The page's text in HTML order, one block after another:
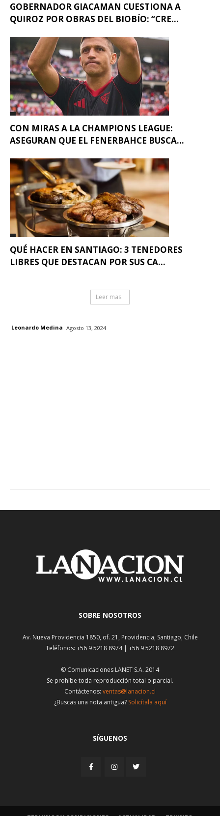
GOBERNADOR GIACAMAN CUESTIONA A
QUIROZ POR OBRAS DEL BIOBÍO: “CRE...
CON MIRAS A LA CHAMPIONS LEAGUE:
ASEGURAN QUE EL FENERBAHCE BUSCA...
QUÉ HACER EN SANTIAGO: 3 TENEDORES
LIBRES QUE DESTACAN POR SUS CA...
Leer mas
Leonardo Medina Agosto 13, 2024
SOBRE NOSOTROS
Av. Nueva Providencia 1850, of. 21, Providencia, Santiago, Chile
Teléfonos: +56 9 5218 8974 | +56 9 5218 8972
© Comunicaciones LANET S.A. 2014
Se prohíbe toda reproducción total o parcial.
Contáctenos: ventas@lanacion.cl
¿Buscas una nota antigua? Solicítala aquí
SÍGUENOS